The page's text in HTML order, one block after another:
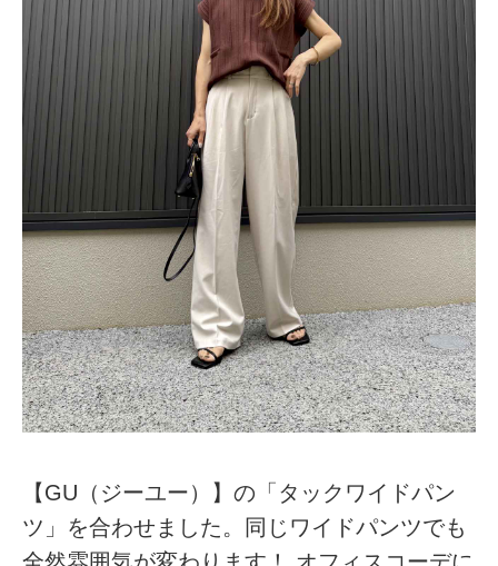
【GU（ジーユー）】の「タックワイドパン
ツ」を合わせました。同じワイドパンツでも